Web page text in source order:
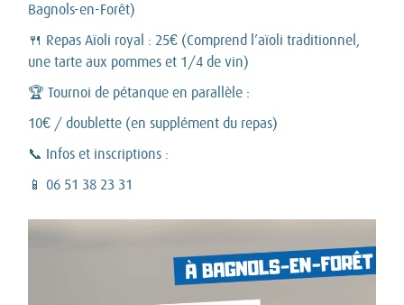
Bagnols-en-Forêt)
🍴 Repas Aïoli royal : 25€ (Comprend l’aïoli traditionnel,
une tarte aux pommes et 1/4 de vin)
🏆 Tournoi de pétanque en parallèle :
10€ / doublette (en supplément du repas)
📞 Infos et inscriptions :
📱 06 51 38 23 31